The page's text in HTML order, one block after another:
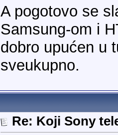
A pogotovo se
Samsung-om i
dobro upućen u
sveukupno.
Re: Koji Sony